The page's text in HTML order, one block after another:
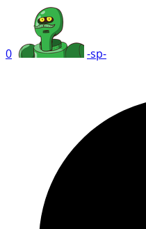
0 -sp-